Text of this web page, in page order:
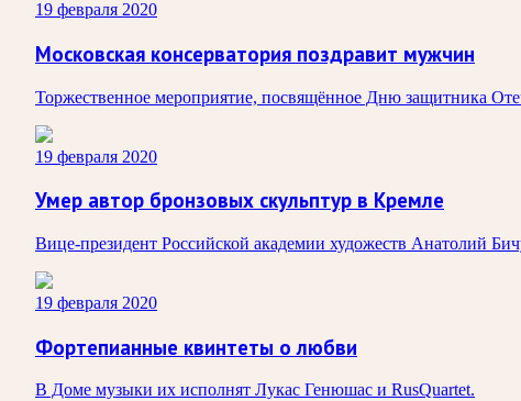
19 февраля 2020
Московская консерватория поздравит мужчин
Торжественное мероприятие, посвящённое Дню защитника
19 февраля 2020
Умер автор бронзовых скульптур в Кремле
Вице-президент Российской академии художеств Анатолий
19 февраля 2020
Фортепианные квинтеты о любви
В Доме музыки их исполнят Лукас Генюшас и RusQuartet.